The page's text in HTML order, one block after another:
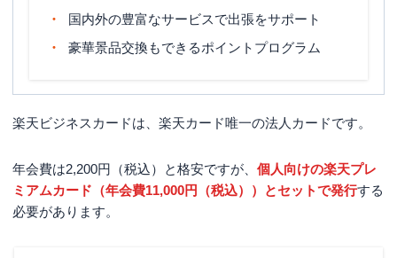
申し込み条件
法人のみを対象（カード使用者は20名
以下が目安）
国内外の豊富なサービスで出張をサポート
豪華景品交換もできるポイントプログラム
楽天ビジネスカードは、楽天カード唯一の法人カードです。
年会費は2,200円（税込）と格安ですが、 個人向けの楽天プレ
ミアムカード（年会費11,000円（税込））とセットで発行する
必要があります。